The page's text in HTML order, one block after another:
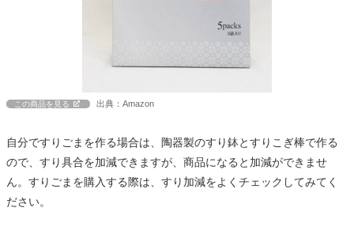
この商品を見る 出典：Amazon
自分ですりごまを作る場合は、陶器製のすり鉢とすりこぎ棒で作る
ので、すり具合を加減できますが、商品になると加減ができませ
ん。すりごまを購入する際は、すり加減をよくチェックしてみてく
ださい。